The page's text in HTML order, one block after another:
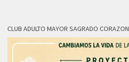
CLUB ADULTO MAYOR SAGRADO CORAZON